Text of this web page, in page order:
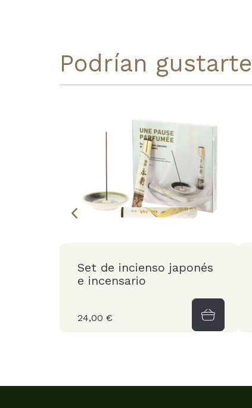
Podrían gustarte
Set de incienso japonés
e incensario
24,00 €